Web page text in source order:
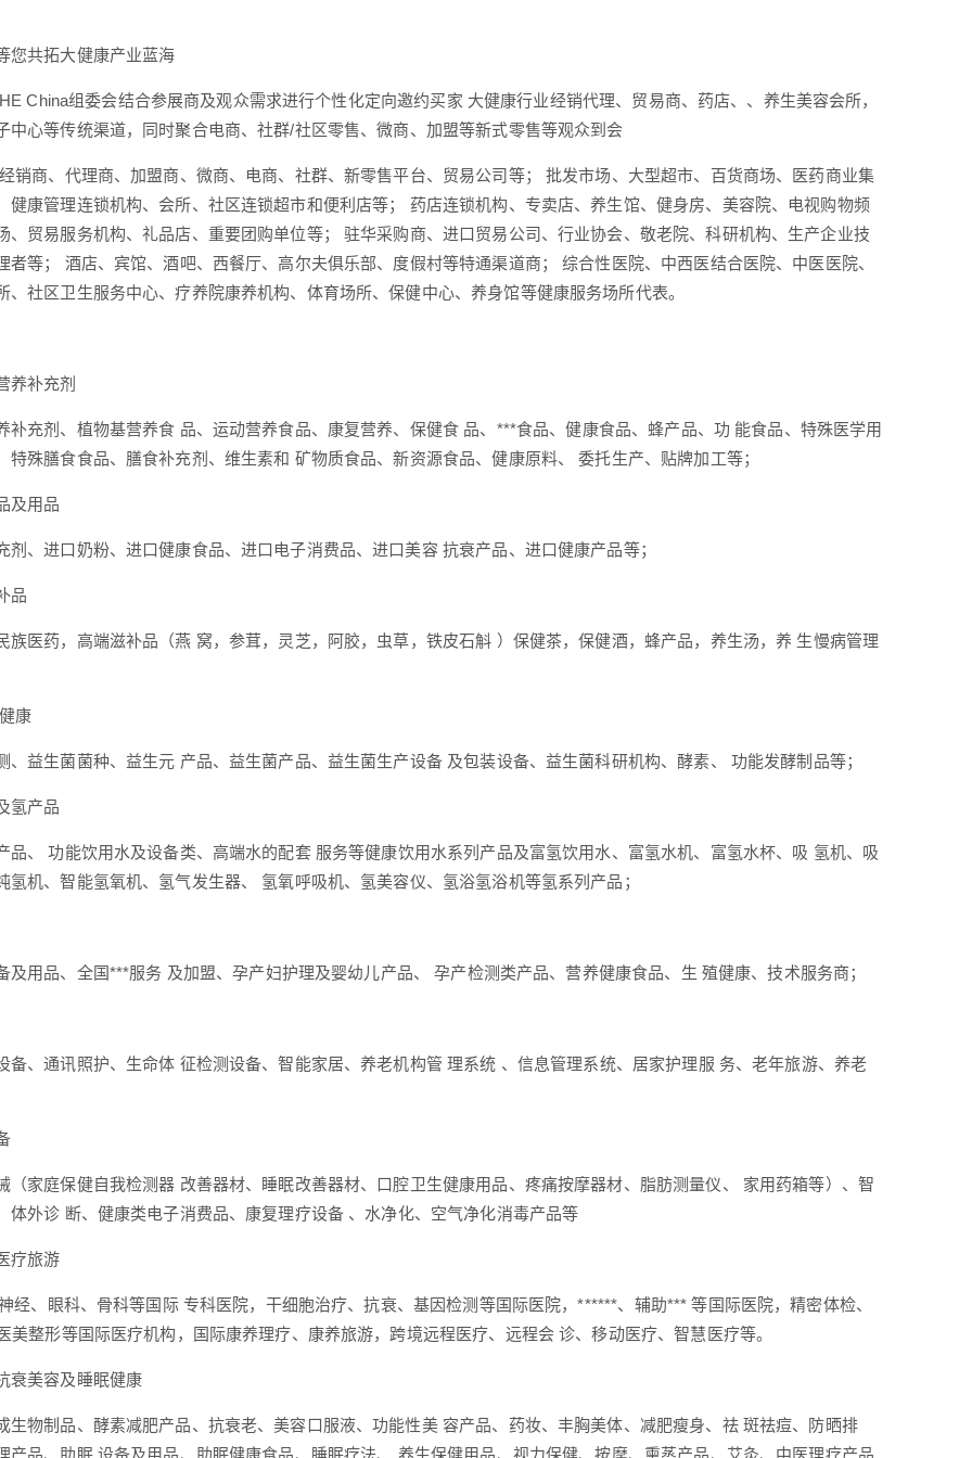
您共拓大健康产业蓝海
China组委会结合参展商及观众需求进行个性化定向邀约买家 大健康行业经销代理、贸易商、药店、、养生美容会所，
中心等传统渠道，同时聚合电商、社群/社区零售、微商、加盟等新式零售等观众到会
销商、代理商、加盟商、微商、电商、社群、新零售平台、贸易公司等； 批发市场、大型超市、百货商场、医药商业集
健康管理连锁机构、会所、社区连锁超市和便利店等； 药店连锁机构、专卖店、养生馆、健身房、美容院、电视购物频
、贸易服务机构、礼品店、重要团购单位等； 驻华采购商、进口贸易公司、行业协会、敬老院、科研机构、生产企业技
者等； 酒店、宾馆、酒吧、西餐厅、高尔夫俱乐部、度假村等特通渠道商； 综合性医院、中西医结合医院、中医医院、
、社区卫生服务中心、疗养院康养机构、体育场所、保健中心、养身馆等健康服务场所代表。
养补充剂
补充剂、植物基营养食 品、运动营养食品、康复营养、保健食 品、***食品、健康食品、蜂产品、功 能食品、特殊医学用
特殊膳食食品、膳食补充剂、维生素和 矿物质食品、新资源食品、健康原料、 委托生产、贴牌加工等；
及用品
剂、进口奶粉、进口健康食品、进口电子消费品、进口美容 抗衰产品、进口健康产品等；
品
族医药，高端滋补品（燕 窝，参茸，灵芝，阿胶，虫草，铁皮石斛 ）保健茶，保健酒，蜂产品，养生汤，养 生慢病管理
康
、益生菌菌种、益生元 产品、益生菌产品、益生菌生产设备 及包装设备、益生菌科研机构、酵素、 功能发酵制品等；
氢产品
品、 功能饮用水及设备类、高端水的配套 服务等健康饮用水系列产品及富氢饮用水、富氢水机、富氢水杯、吸 氢机、吸
氢机、智能氢氧机、氢气发生器、 氢氧呼吸机、氢美容仪、氢浴氢浴机等氢系列产品；
及用品、全国***服务 及加盟、孕产妇护理及婴幼儿产品、 孕产检测类产品、营养健康食品、生 殖健康、技术服务商；
备、通讯照护、生命体 征检测设备、智能家居、养老机构管 理系统 、信息管理系统、居家护理服 务、老年旅游、养老
（家庭保健自我检测器 改善器材、睡眠改善器材、口腔卫生健康用品、疼痛按摩器材、脂肪测量仪、 家用药箱等）、智
体外诊 断、健康类电子消费品、康复理疗设备 、水净化、空气净化消毒产品等
疗旅游
经、眼科、骨科等国际 专科医院，干细胞治疗、抗衰、基因检测等国际医院，******、辅助*** 等国际医院，精密体检、
美整形等国际医疗机构，国际康养理疗、康养旅游，跨境远程医疗、远程会 诊、移动医疗、智慧医疗等。
衰美容及睡眠健康
生物制品、酵素减肥产品、抗衰老、美容口服液、功能性美 容产品、药妆、丰胸美体、减肥瘦身、祛 斑祛痘、防晒排
产品、助眠 设备及用品、助眠健康食品、睡眠疗法、 养生保健用品、视力保健、按摩、熏蒸产品、艾灸、中医理疗产品